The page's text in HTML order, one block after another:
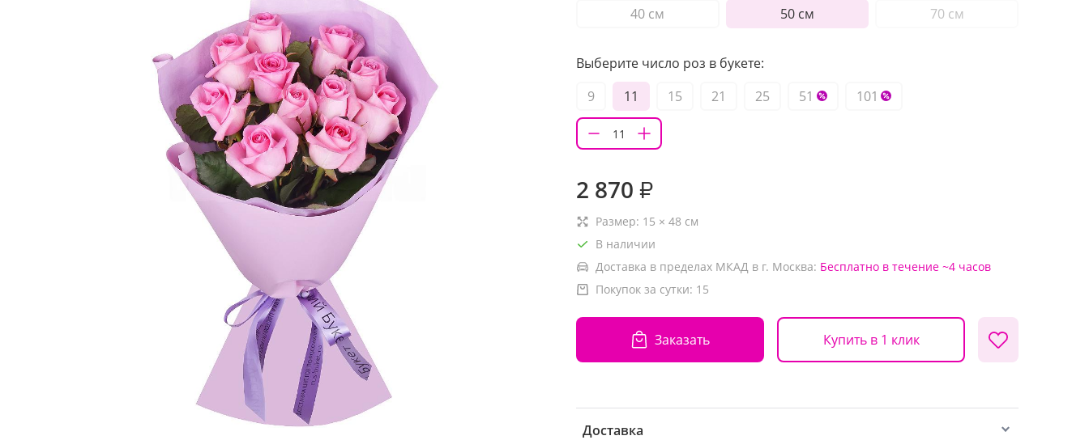
40 см
50 см 70 см
Выберите число роз в букете:
9
11 15 21 25 51 101
2 870 ₽
Размер: 15 × 48 см
В наличии
Доставка в пределах МКАД в г. Москва: Бесплатно в течение ~4 часов
Покупок за сутки: 15
Заказать Купить в 1 клик
Доставка